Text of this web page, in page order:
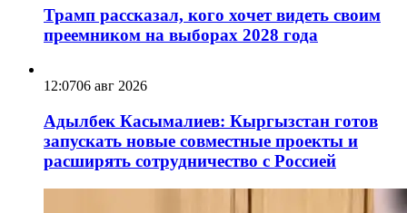
Трамп рассказал, кого хочет видеть своим
преемником на выборах 2028 года
12:0706 авг 2026
Адылбек Касымалиев: Кыргызстан готов
запускать новые совместные проекты и
расширять сотрудничество с Россией